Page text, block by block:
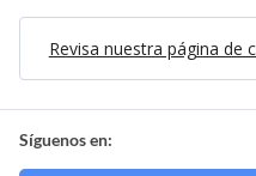
Revisa nuestra página de
Síguenos en: